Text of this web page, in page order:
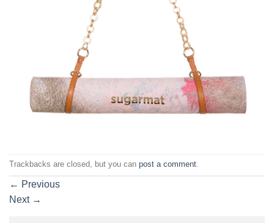
Trackbacks are closed, but you can post a comment.
← Previous
Next →